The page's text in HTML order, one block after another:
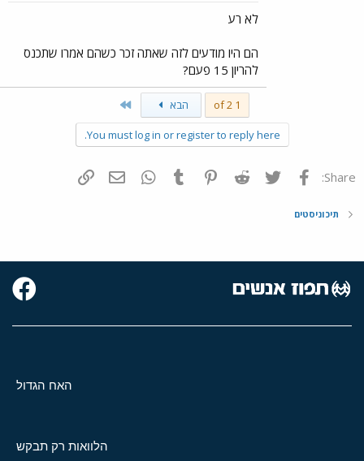
לא רע
הם היו מודעים לזה שאתה זכר כשהם אמרו שתכנס
להריון 15 פעם?
1 of 2 הבא
You must log in or register to reply here.
Share: פייסבוק Twitter
Reddit
Pinterest
Tumblr
WhatsAppדואר אלקטרוני
תיכוניסטים
האח הגדול
הלוואות רק תבקש